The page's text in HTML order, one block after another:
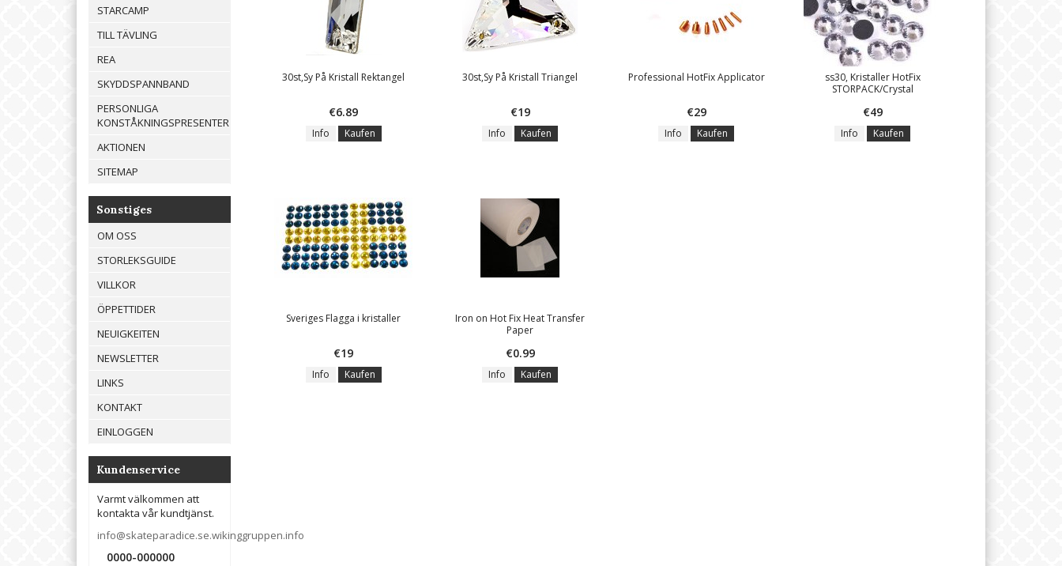
STARCAMP
TILL TÄVLING
REA
SKYDDSPANNBAND
PERSONLIGA
KONSTÅKNINGSPRESENTER
AKTIONEN
SITEMAP
Sonstiges
OM OSS
STORLEKSGUIDE
VILLKOR
ÖPPETTIDER
NEUIGKEITEN
NEWSLETTER
LINKS
KONTAKT
EINLOGGEN
Kundenservice
Varmt välkommen att
kontakta vår kundtjänst.
info@skateparadice.se.wikinggruppen.info
0000-000000
30st,Sy På Kristall Rektangel
€6.89
Info Kaufen
30st,Sy På Kristall Triangel
€19
Info Kaufen
Professional HotFix Applicator
€29
Info Kaufen
ss30, Kristaller HotFix
STORPACK/Crystal
€49
Info Kaufen
Sveriges Flagga i kristaller
€19
Info Kaufen
Iron on Hot Fix Heat Transfer
Paper
€0.99
Info Kaufen